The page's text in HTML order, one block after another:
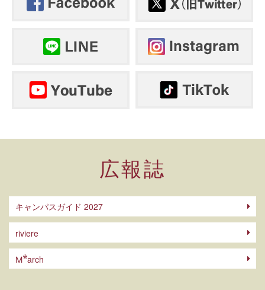
広報誌
キャンパスガイド 2027
riviere
M arch